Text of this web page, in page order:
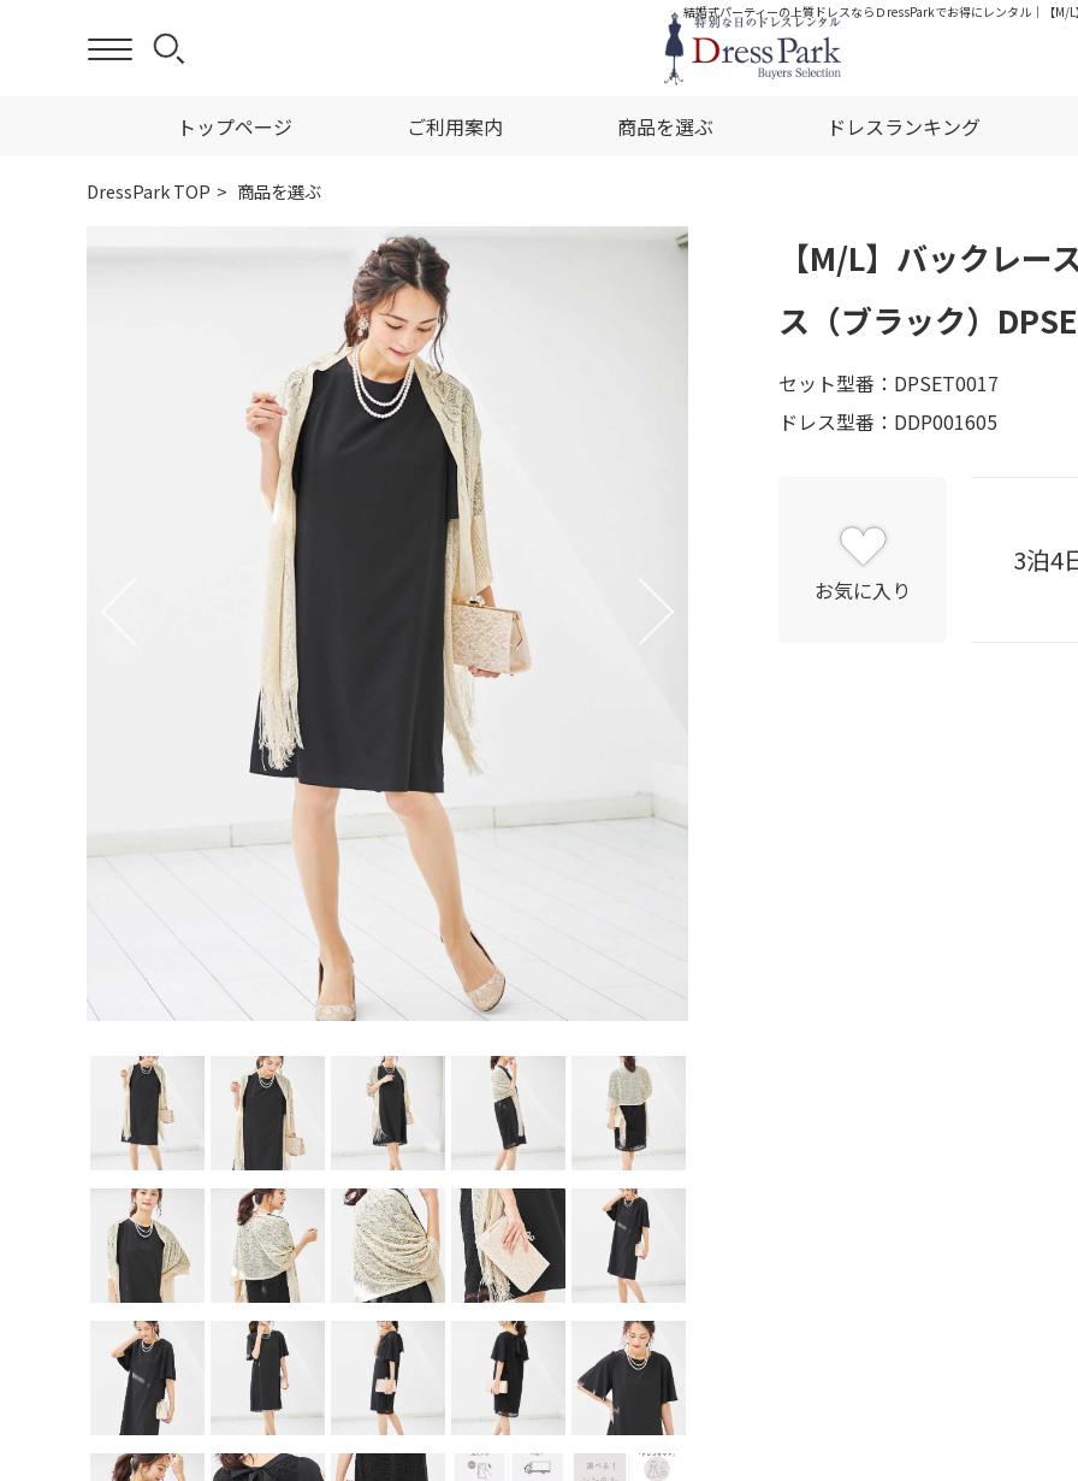
結婚式パーティーの上質ドレスならＤressParkでお得にレンタル｜【
トップページ ご利用案内 商品を選ぶ ドレスランキング
DressPark TOP 商品を選ぶ
【M/L】バックレー
ス（ブラック）
セット型番：DPSET0017
ドレス型番：DDP001605
お気に入り
3泊4